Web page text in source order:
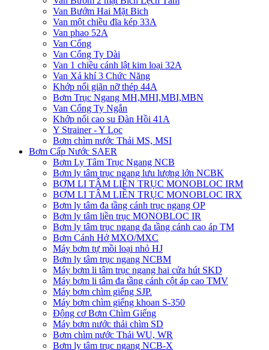
Van Bướm Hai Mặt Bich
Van một chiều đĩa kép 33A
Van phao 52A
Van Cổng
Van Cổng Ty Dài
Van 1 chiều cánh lật kim loại 32A
Van Xả khí 3 Chức Năng
Khớp nối giãn nỡ thép 44A
Bơm Trục Ngang MH,MHI,MBI,MBN
Van Cổng Ty Ngắn
Khớp nối cao su Đàn Hồi 41A
Y Strainer - Y Lọc
Bơm chìm nước Thải MS, MSI
Bơm Cấp Nước SAER
Bơm Ly Tâm Trục Ngang NCB
Bơm ly tâm trục ngang lưu lượng lớn NCBK
BƠM LI TÂM LIỀN TRỤC MONOBLOC IRM
BƠM LI TÂM LIỀN TRỤC MONOBLOC IRX
Bơm ly tâm đa tầng cánh trục ngang OP
Bơm ly tâm liền trục MONOBLOC IR
Bơm ly tâm trục ngang đa tầng cánh cao áp TM
Bơm Cánh Hở MXO/MXC
Máy bơm tự mồi loại nhỏ HJ
Bơm ly tâm trục ngang NCBM
Máy bơm li tâm trục ngang hai cửa hút SKD
​Máy bơm li tâm đa tầng cánh cột áp cao TMV
Máy bơm chìm giếng SJP.
Máy bơm chìm giếng khoan S-350
Động cơ Bơm Chìm Giếng
​Máy bơm nước thải chìm SD
Bơm chìm nước Thải WU, WR
Bơm ly tâm trục ngang NCB-X